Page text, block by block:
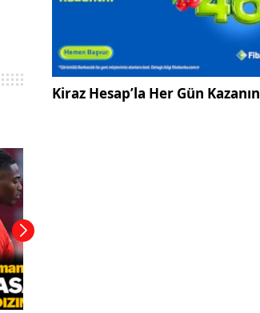
Kiraz Hesap’la Her Gün Kazanın